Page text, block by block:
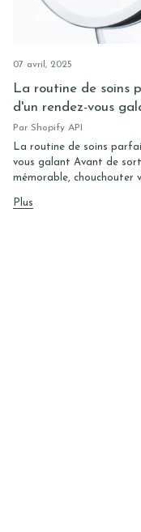
07 avril, 2025
La routine de soins
d'un rendez-vous
Par Shopify API
La routine de soins
vous galant Avant de
mémorable, chouchouter
Plus